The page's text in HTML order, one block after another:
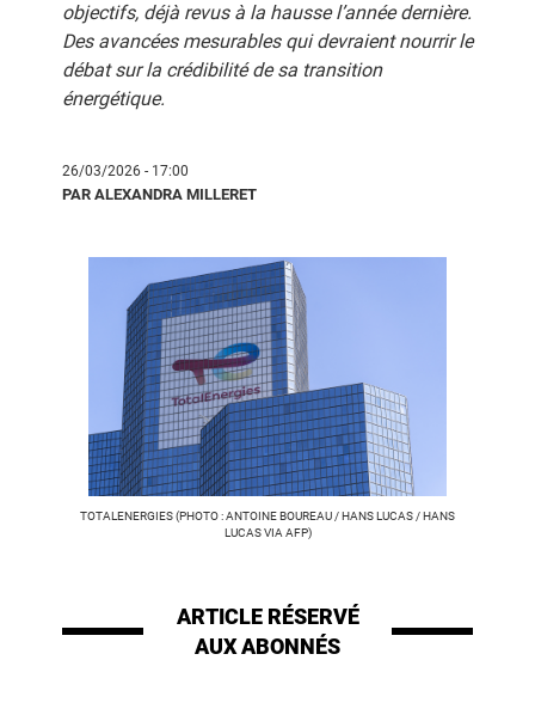
objectifs, déjà revus à la hausse l’année dernière.
Des avancées mesurables qui devraient nourrir le
débat sur la crédibilité de sa transition
énergétique.
26/03/2026 - 17:00
PAR ALEXANDRA MILLERET
TOTALENERGIES (PHOTO : ANTOINE BOUREAU / HANS LUCAS / HANS
LUCAS VIA AFP)
ARTICLE RÉSERVÉ
AUX ABONNÉS